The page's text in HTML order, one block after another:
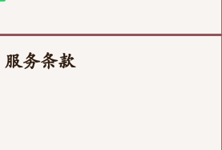
服务条款